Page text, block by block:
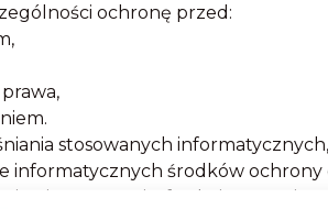
ochronę przed:
stosowanych
informatycznych środków
płynącymi z funkcjonowania